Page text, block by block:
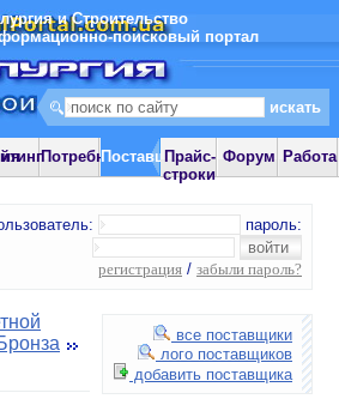
и Строительство
поисковый портал
ПотребностиПоставщики
Прайс-
строки
Форум Работа
пароль:
регистрация / забыли пароль?
все поставщики
лого поставщиков
добавить поставщика